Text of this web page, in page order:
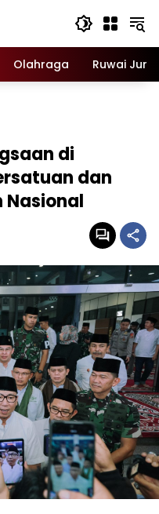
Olahraga Ruwai Jurai
di
dan
Nasional